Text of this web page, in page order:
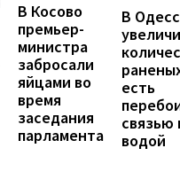
В Косово
премьер-
министра
забросали
яйцами во
время
заседания
парламента
В
есть
связью
водой